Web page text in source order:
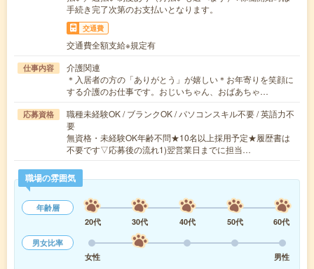
手続き完了次第のお支払いとなります。
交通費
交通費全額支給※規定有
仕事内容
介護関連
＊入居者の方の「ありがとう」が嬉しい＊お年寄りを笑顔に
する介護のお仕事です。おじいちゃん、おばあちゃ…
応募資格
職種未経験OK / ブランクOK / パソコンスキル不要 / 英語力不
要
無資格・未経験OK年齢不問★10名以上採用予定★履歴書は
不要です▽応募後の流れ1)翌営業日までに担当…
職場の雰囲気
年齢層
20代
30代 40代 50代
60代
男女比率
女性
男性